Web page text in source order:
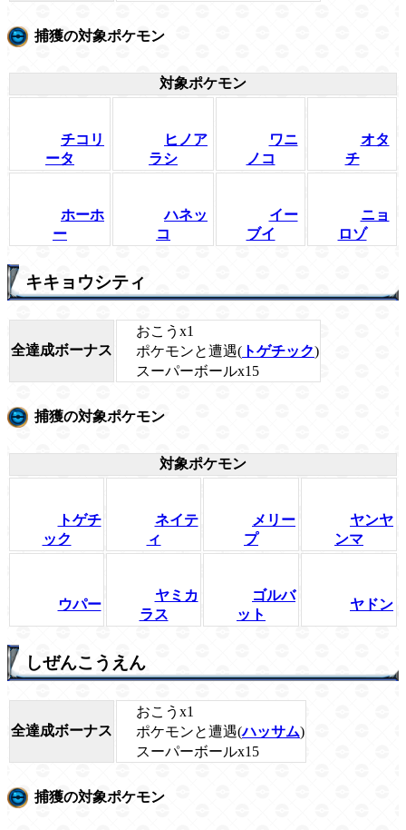
捕獲の対象ポケモン
対象ポケモン
チコリ
ータ
ヒノア
ラシ
ワニ
ノコ
オタ
チ
ホーホ
ー
ハネッ
コ
イー
ブイ
ニョ
ロゾ
キキョウシティ
全達成ボーナス
おこうx1
ポケモンと遭遇( トゲチック)
スーパーボールx15
捕獲の対象ポケモン
対象ポケモン
トゲチ
ック
ネイテ
ィ
メリー
プ
ヤンヤ
ンマ
ウパー
ヤミカ
ラス
ゴルバ
ット
ヤドン
しぜんこうえん
全達成ボーナス
おこうx1
ポケモンと遭遇(ハッサム)
スーパーボールx15
捕獲の対象ポケモン